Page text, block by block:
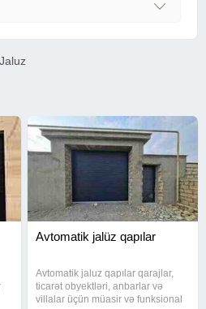
Jaluz
Avtomatik jalüz qapılar
Avtomatik jaluz qapılar qarajlar,
ticarət obyektləri, anbarlar və
villalar üçün müasir və funksional